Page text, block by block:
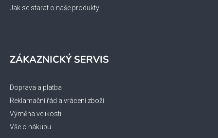
Jak se starat o naše produkty
ZÁKAZNICKÝ SERVIS
Doprava a platba
Reklamační řád a vrácení zboží
Výměna velikosti
Vše o nákupu